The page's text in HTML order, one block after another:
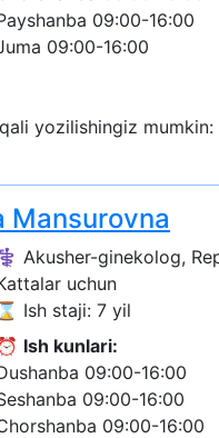
09:00-16:00
09:00-16:00
yozilishingiz
Mansurovna
⚕️ Akusher-ginekolog,
uchun
⌛ Ish staji: 7 yil
Ish kunlari:
09:00-16:00
09:00-16:00
09:00-16:00